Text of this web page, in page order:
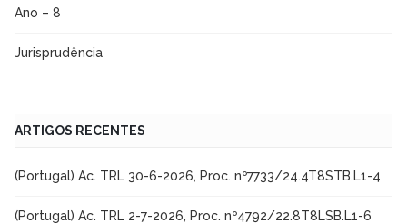
Ano – 8
Jurisprudência
ARTIGOS RECENTES
(Portugal) Ac. TRL 30-6-2026, Proc. nº7733/24.4T8STB.L1-4
(Portugal) Ac. TRL 2-7-2026, Proc. nº4792/22.8T8LSB.L1-6